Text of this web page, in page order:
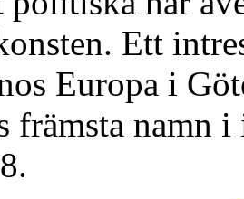
Ett
Europa i
främsta namn